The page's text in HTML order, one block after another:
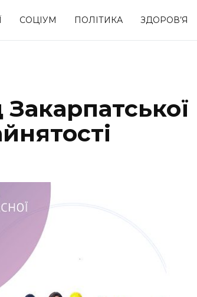
СОЦІУМ ПОЛІТИКА ЗДОРОВ’Я
Спорт